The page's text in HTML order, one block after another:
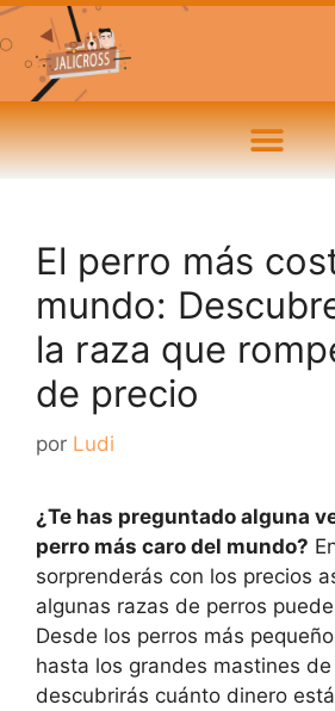
El perro más
mundo:
la raza que
de precio
por Ludi
¿Te has preguntado alguna
perro más caro del mundo?
sorprenderás con los precios
algunas razas de perros
Desde los perros más
hasta los grandes mastines
descubrirás cuánto dinero